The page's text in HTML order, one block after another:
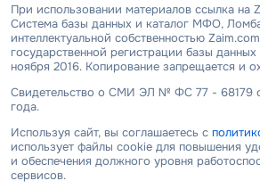
При использовании материалов ссылка на
Система базы данных и каталог МФО,
интеллектуальной собственностью
государственной регистрации базы
ноября 2016. Копирование запрещается и
Свидетельство о СМИ ЭЛ № ФС 77 - 68179
года.
Используя сайт, вы соглашаетесь с
использует файлы cookie для повышения
и обеспечения должного уровня
сервисов.